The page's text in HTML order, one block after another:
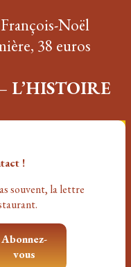
Noël
38 euros
L’HISTOIRE
!
souvent, la lettre